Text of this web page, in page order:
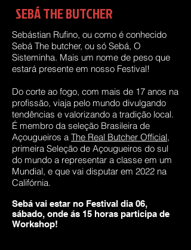
SEBÁ THE BUTCHER
Sebástian Rufino, ou como é conhecido
Sebá The butcher, ou só Sebá, O
Sisteminha. Mais um nome de peso que
estará presente em nosso Festival!
Do corte ao fogo, com mais de 17 anos na
profissão, viaja pelo mundo divulgando
tendências e valorizando a tradição local.
É membro da seleção Brasileira de
Açougueiros a The Real Butcher Official,
primeira Seleção de Açougueiros do sul
do mundo a representar a classe em um
Mundial, e que vai disputar em 2022 na
Califórnia.
Sebá vai estar no Festival dia 06,
sábado, onde ás 15 horas participa de
Workshop!